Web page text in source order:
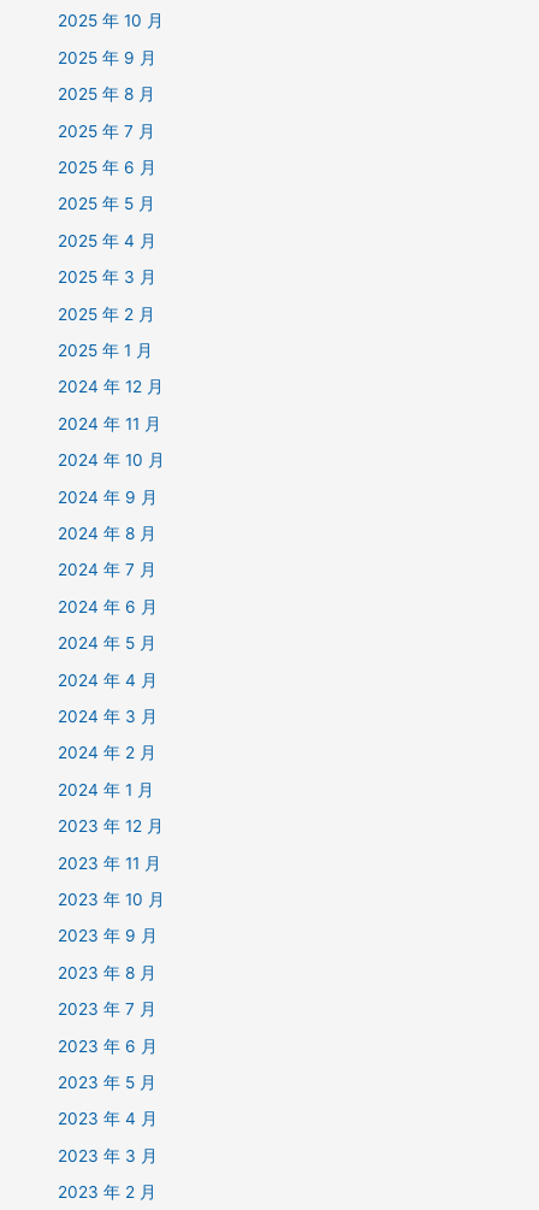
2025 年 10 月
2025 年 9 月
2025 年 8 月
2025 年 7 月
2025 年 6 月
2025 年 5 月
2025 年 4 月
2025 年 3 月
2025 年 2 月
2025 年 1 月
2024 年 12 月
2024 年 11 月
2024 年 10 月
2024 年 9 月
2024 年 8 月
2024 年 7 月
2024 年 6 月
2024 年 5 月
2024 年 4 月
2024 年 3 月
2024 年 2 月
2024 年 1 月
2023 年 12 月
2023 年 11 月
2023 年 10 月
2023 年 9 月
2023 年 8 月
2023 年 7 月
2023 年 6 月
2023 年 5 月
2023 年 4 月
2023 年 3 月
2023 年 2 月